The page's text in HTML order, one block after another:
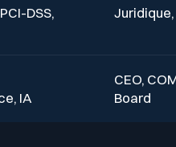
DSS,
Juridique,
IA
CEO,
Board